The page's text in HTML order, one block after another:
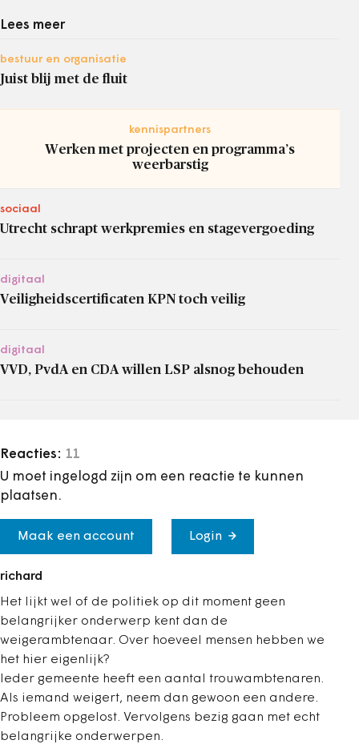
Lees meer
bestuur en organisatie
Juist blij met de fluit
kennispartners
Werken met projecten en programma’s
weerbarstig
sociaal
Utrecht schrapt werkpremies en stagevergoeding
digitaal
Veiligheidscertificaten KPN toch veilig
digitaal
VVD, PvdA en CDA willen LSP alsnog behouden
Reacties: 11
U moet ingelogd zijn om een reactie te kunnen
plaatsen.
Maak een account Login
richard
Het lijkt wel of de politiek op dit moment geen
belangrijker onderwerp kent dan de
weigerambtenaar. Over hoeveel mensen hebben we
het hier eigenlijk?
Ieder gemeente heeft een aantal trouwambtenaren.
Als iemand weigert, neem dan gewoon een andere.
Probleem opgelost. Vervolgens bezig gaan met echt
belangrijke onderwerpen.